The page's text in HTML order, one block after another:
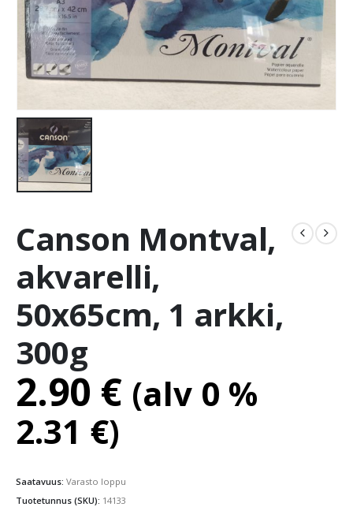
Canson Montval,
akvarelli,
50x65cm, 1 arkki,
300g
2.90 € (alv 0 %
2.31 €)
Saatavuus: Varasto loppu
Tuotetunnus (SKU): 14133